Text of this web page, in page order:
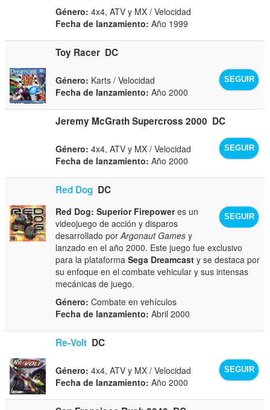
Género: 4x4, ATV y MX / Velocidad
Fecha de lanzamiento: Año 1999
Toy Racer DC
SEGUIR
Género: Karts / Velocidad
Fecha de lanzamiento: Año 2000
Jeremy McGrath Supercross 2000 DC
SEGUIR
Género: 4x4, ATV y MX / Velocidad
Fecha de lanzamiento: Año 2000
Red Dog DC
SEGUIR
Red Dog: Superior Firepoweres un
videojuego de acción y disparos
desarrollado porArgonaut Games y
lanzado en el año 2000. Este juego fue exclusivo
para la plataformaSega Dreamcast y se destaca por
su enfoque en el combate vehicular y sus intensas
mecánicas de juego.
Género: Combate en vehículos
Fecha de lanzamiento: Abril 2000
Re-Volt DC
SEGUIR
Género: 4x4, ATV y MX / Velocidad
Fecha de lanzamiento: Año 2000